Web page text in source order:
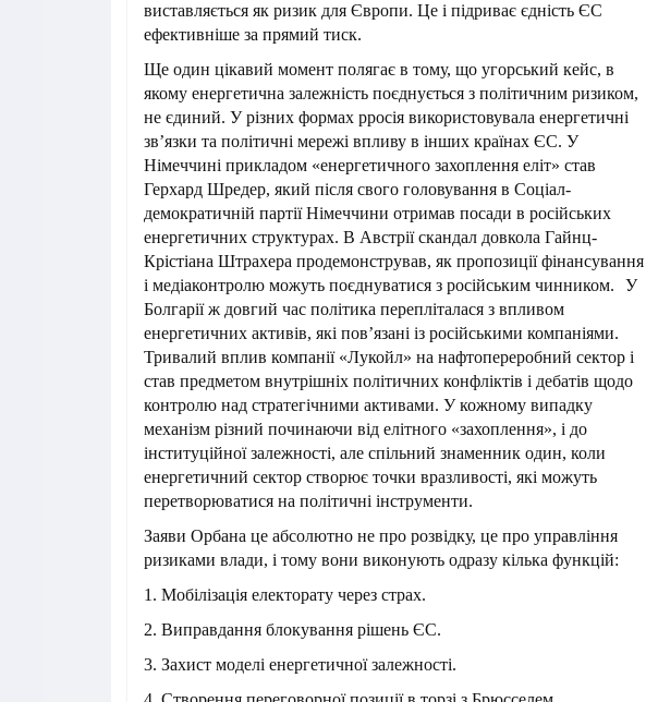
виставляється як ризик для Європи. Це і підриває єдність ЄС
ефективніше за прямий тиск.
Ще один цікавий момент полягає в тому, що угорський кейс, в
якому енергетична залежність поєднується з політичним ризиком,
не єдиний. У різних формах рросія використовувала енергетичні
зв’язки та політичні мережі впливу в інших країнах ЄС. У
Німеччині прикладом «енергетичного захоплення еліт» став
Герхард Шредер, який після свого головування в Соціал-
демократичній партії Німеччини отримав посади в російських
енергетичних структурах. В Австрії скандал довкола Гайнц-
Крістіана Штрахера продемонстрував, як пропозиції фінансування
і медіаконтролю можуть поєднуватися з російським чинником. У
Болгарії ж довгий час політика перепліталася з впливом
енергетичних активів, які пов’язані із російськими компаніями.
Тривалий вплив компанії «Лукойл» на нафтопереробний сектор і
став предметом внутрішніх політичних конфліктів і дебатів щодо
контролю над стратегічними активами. У кожному випадку
механізм різний починаючи від елітного «захоплення», і до
інституційної залежності, але спільний знаменник один, коли
енергетичний сектор створює точки вразливості, які можуть
перетворюватися на політичні інструменти.
Заяви Орбана це абсолютно не про розвідку, це про управління
ризиками влади, і тому вони виконують одразу кілька функцій:
1. Мобілізація електорату через страх.
2. Виправдання блокування рішень ЄС.
3. Захист моделі енергетичної залежності.